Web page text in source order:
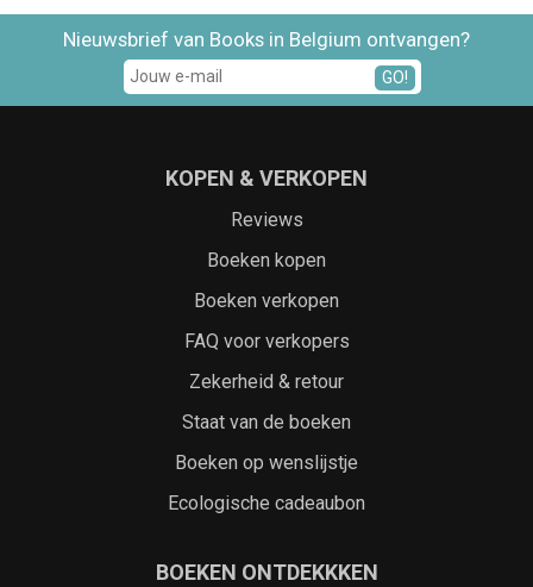
Nieuwsbrief van Books in Belgium ontvangen?
GO!
KOPEN & VERKOPEN
Reviews
Boeken kopen
Boeken verkopen
FAQ voor verkopers
Zekerheid & retour
Staat van de boeken
Boeken op wenslijstje
Ecologische cadeaubon
BOEKEN ONTDEKKKEN